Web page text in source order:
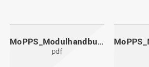
MoPPS_Modulhandbuch_20141201.pdf
pdf